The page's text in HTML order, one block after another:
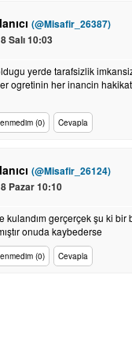
(@Misafir_26387)
Salı 10:03
yerde tarafsizlik
ogretinin her inancin
(0) Cevapla
(@Misafir_26124)
Pazar 10:10
kulandım gerçerçek şu ki
onuda kaybederse
(0) Cevapla